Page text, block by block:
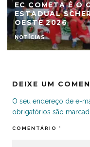
EC COMETA É O
ESTADUAL
OESTE 2026
NOTÍCIAS
DEIXE UM
O seu endereço de e-
obrigatórios são
COMENTÁRIO *